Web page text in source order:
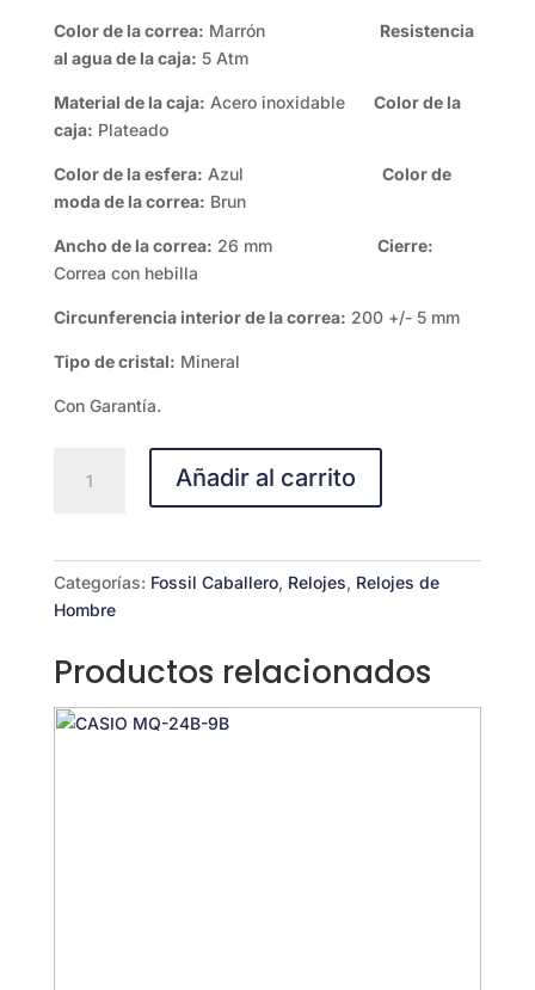
Color de la correa: Marrón Resistencia
al agua de la caja: 5 Atm
Material de la caja: Acero inoxidable Color de la
caja: Plateado
Color de la esfera: Azul Color de
moda de la correa: Brun
Ancho de la correa: 26 mm Cierre:
Correa con hebilla
Circunferencia interior de la correa: 200 +/- 5 mm
Tipo de cristal: Mineral
Con Garantía.
Flynn
Añadir al carrito
Categorías: Fossil Caballero, Relojes, Relojes de
Hombre
Productos relacionados